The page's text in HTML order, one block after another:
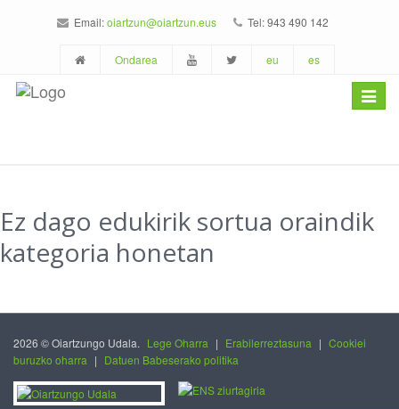
Email:oiartzun@oiartzun.eus Tel: 943 490 142
Ondarea eu es
Toggle
Ez dago edukirik sortua oraindik
kategoria honetan
2026 © Oiartzungo Udala. Lege Oharra | Erabilerreztasuna | Cookiei
buruzko oharra | Datuen Babeserako politika